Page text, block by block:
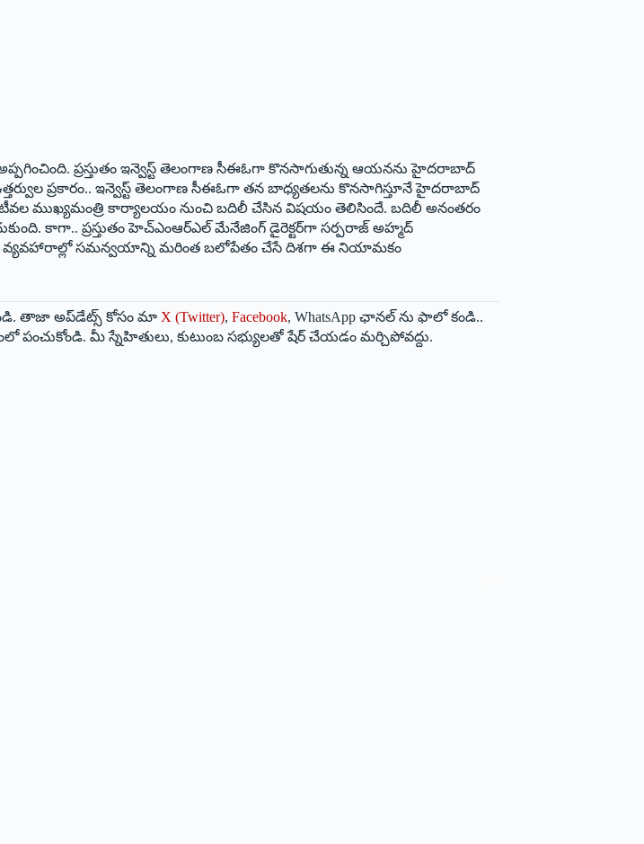
ప్రస్తుతం ఇన్వెస్ట్ ‌తెలంగాణ సీఈఓగా కొనసాగుతున్న ఆయనను హైదరాబాద్‌
ప్రకారం.. ఇన్వెస్ట్ ‌తెలంగాణ సీఈఓగా తన బాధ్యతలను కొనసాగిస్తూనే హైదరాబాద్‌
ఇటీవల ముఖ్యమంత్రి కార్యాలయం నుంచి బదిలీ చేసిన విషయం తెలిసిందే. బదిలీ అనంతరం
కాగా.. ప్రస్తుతం హెచ్‌ఎంఆర్‌ఎల్‌ ‌మేనేజింగ్‌ ‌డైరెక్టర్‌గా సర్పరాజ్‌ అహ్మద్‌
వ్యవహారాల్లో సమన్వయాన్ని మరింత బలోపేతం చేసే దిశగా ఈ నియామకం
తాజా అప్‌డేట్స్ కోసం మా X (Twitter), Facebook, WhatsApp ఛానల్ ను ఫాలో కండి..
మీ స్నేహితులు, కుటుంబ సభ్యులతో షేర్ చేయడం మర్చిపోవద్దు.